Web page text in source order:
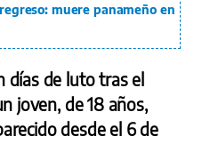
muere panameño en
días de luto tras el
joven, de 18 años,
desde el 6 de